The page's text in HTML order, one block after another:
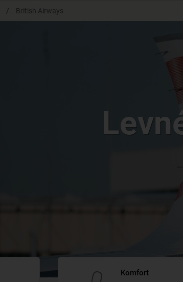
/ British Airways
Komfort